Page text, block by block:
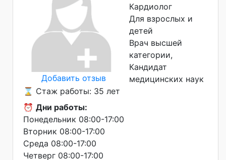
Добавить отзыв
Кардиолог
Для взрослых и
детей
Врач высшей
категории
Кандидат
медицинских наук
⌛ Стаж работы: 35 лет
⏰ Дни работы:
Понедельник 08:00-17:00
Вторник 08:00-17:00
Среда 08:00-17:00
Четверг 08:00-17:00